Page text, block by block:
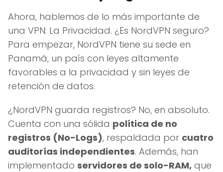
Ahora, hablemos de lo más importante de
una VPN: La Privacidad. ¿Es NordVPN seguro?
Para empezar, NordVPN tiene su sede en
Panamá, un país con leyes altamente
favorables a la privacidad y sin leyes de
retención de datos.
¿NordVPN guarda registros? No, en absoluto.
Cuenta con una sólida política de no
registros (No-Logs), respaldada por cuatro
auditorías independientes. Además, han
implementado servidores de solo-RAM, que